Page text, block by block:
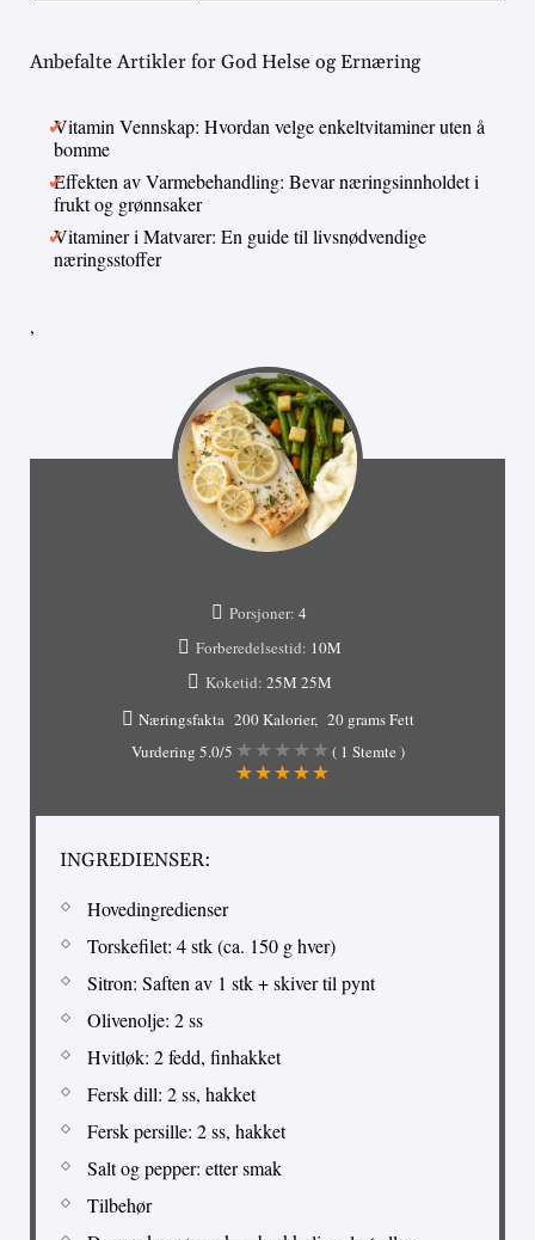
Anbefalte Artikler for God Helse og Ernæring
Vitamin Vennskap: Hvordan velge enkeltvitaminer uten å
bomme
Effekten av Varmebehandling: Bevar næringsinnholdet i
frukt og grønnsaker
Vitaminer i Matvarer: En guide til livsnødvendige
næringsstoffer
,
Porsjoner: 4
Forberedelsestid: 10M
Koketid: 25M 25M
Næringsfakta 200 Kalorier
20 grams Fett
Vurdering 5.0/5 ( 1 Stemte )
INGREDIENSER:
Hovedingredienser
Torskefilet: 4 stk (ca. 150 g hver)
Sitron: Saften av 1 stk + skiver til pynt
Olivenolje: 2 ss
Hvitløk: 2 fedd, finhakket
Fersk dill: 2 ss, hakket
Fersk persille: 2 ss, hakket
Salt og pepper: etter smak
Tilbehør